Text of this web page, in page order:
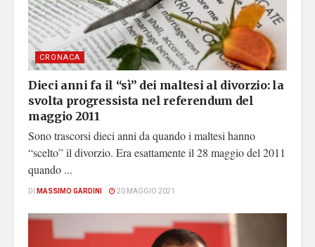
CRONACA
Dieci anni fa il “sì” dei maltesi al divorzio: la
svolta progressista nel referendum del
maggio 2011
Sono trascorsi dieci anni da quando i maltesi hanno
“scelto” il divorzio. Era esattamente il 28 maggio del 2011
quando ...
DI MASSIMO GARDINI 20 MAGGIO 2021